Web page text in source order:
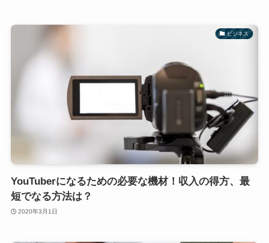
ビジネス
YouTuberになるための必要な機材！収入の得方、最
短でなる方法は？
2020年3月1日